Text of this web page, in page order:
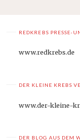
REDKREBS PRESSE-
www.redkrebs.de
DER KLEINE KREBS
www.der-kleine-
DER BLOG AUS DEM